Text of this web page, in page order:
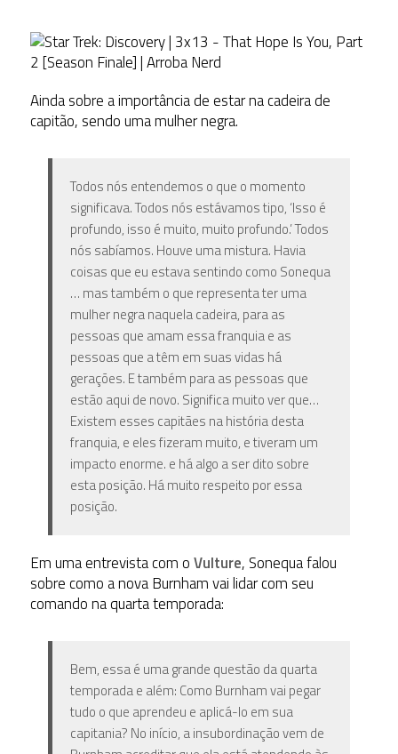
Ainda sobre a importância de estar na cadeira de
capitão, sendo uma mulher negra.
Todos nós entendemos o que o momento
significava. Todos nós estávamos tipo, ‘Isso é
profundo, isso é muito, muito profundo.’ Todos
nós sabíamos. Houve uma mistura. Havia
coisas que eu estava sentindo como Sonequa
… mas também o que representa ter uma
mulher negra naquela cadeira, para as
pessoas que amam essa franquia e as
pessoas que a têm em suas vidas há
gerações. E também para as pessoas que
estão aqui de novo. Significa muito ver que…
Existem esses capitães na história desta
franquia, e eles fizeram muito, e tiveram um
impacto enorme. e há algo a ser dito sobre
esta posição. Há muito respeito por essa
posição.
Em uma entrevista com oVulture, Sonequa falou
sobre como a nova Burnham vai lidar com seu
comando na quarta temporada:
Bem, essa é uma grande questão da quarta
temporada e além: Como Burnham vai pegar
tudo o que aprendeu e aplicá-lo em sua
capitania? No início, a insubordinação vem de